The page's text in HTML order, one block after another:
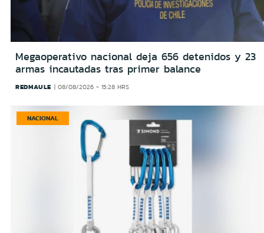
Megaoperativo nacional deja 656 detenidos y 23
armas incautadas tras primer balance
REDMAULE 08/08/2026 - 15:28 HRS
NACIONAL